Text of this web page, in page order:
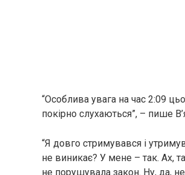
“Особлива увага на час 2:09
покірно слухаються”, – пише
“Я довго стримувався і
не виникає? У мене – так. Ах,
не порушувала закон. Ну, да,